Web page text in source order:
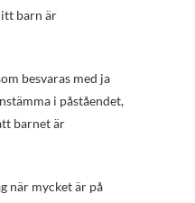
barn är
besvaras med ja
i påståendet,
barnet är
när mycket är på